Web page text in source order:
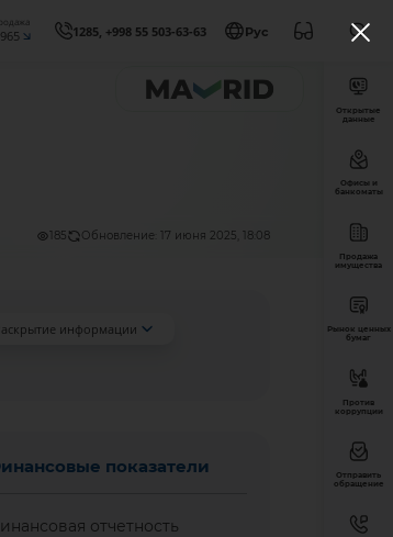
1285, +998 55 503-63-63 Рус
185 Обновление: 17 июня 2025, 18:08
информации
показатели
отчетность
Открытые
данные
Офисы и
банкоматы
Продажа
имущества
Рынок ценных
бумаг
Против
коррупции
Отправить
обращение